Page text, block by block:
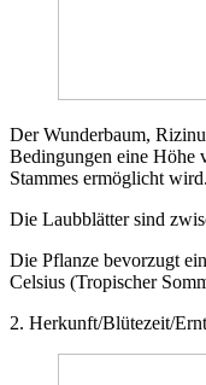
Der Wunderbaum,
Bedingungen eine Höhe
Stammes ermöglicht
Die Laubblätter sind
Die Pflanze bevorzugt
Celsius (Tropischer
2. Herkunft/Blütezeit/